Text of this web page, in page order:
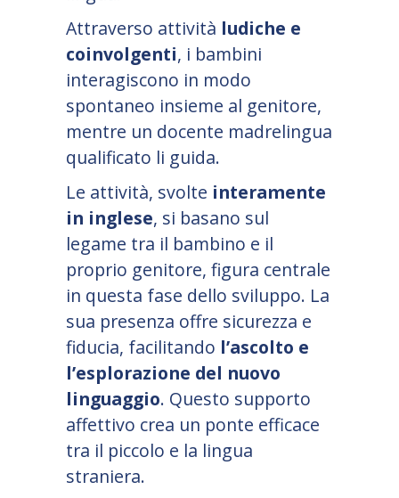
Attraverso attività ludiche e
coinvolgenti, i bambini
interagiscono in modo
spontaneo insieme al genitore,
mentre un docente madrelingua
qualificato li guida.
Le attività, svolte interamente
in inglese, si basano sul
legame tra il bambino e il
proprio genitore, figura centrale
in questa fase dello sviluppo. La
sua presenza offre sicurezza e
fiducia, facilitando l’ascolto e
l’esplorazione del nuovo
linguaggio. Questo supporto
affettivo crea un ponte efficace
tra il piccolo e la lingua
straniera.